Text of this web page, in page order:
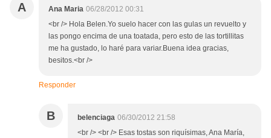
A Ana Maria 06/28/2012 00:31
<br /> Hola Belen.Yo suelo hacer con las gulas un revuelto y
las pongo encima de una toatada, pero esto de las tortillitas
me ha gustado, lo haré para variar.Buena idea gracias,
besitos.<br />
Responder
B belenciaga 06/30/2012 21:58
<br /> <br /> Esas tostas son riquísimas, Ana María,